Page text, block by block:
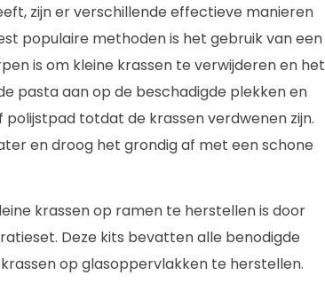
zijn er verschillende effectieve manieren
populaire methoden is het gebruik van een
is om kleine krassen te verwijderen en het
pasta aan op de beschadigde plekken en
totdat de krassen verdwenen zijn.
en droog het grondig af met een schone
krassen op ramen te herstellen is door
Deze kits bevatten alle benodigde
op glasoppervlakken te herstellen.